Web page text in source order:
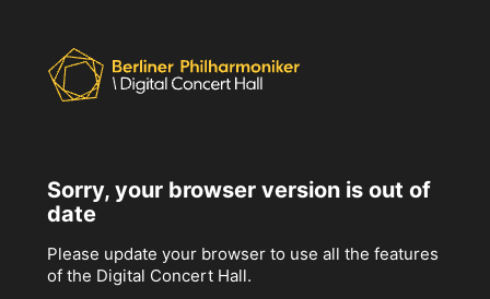
Sorry, your browser version is out of
date
Please update your browser to use all the features
of the Digital Concert Hall.